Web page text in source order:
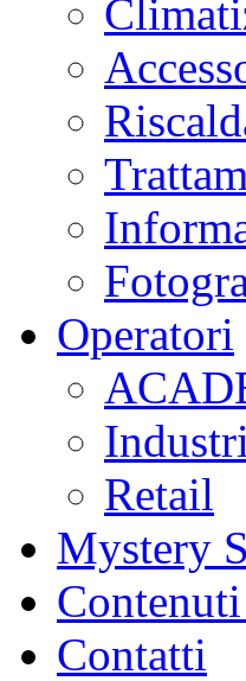
Operatori
Retail
Mystery
Contatti